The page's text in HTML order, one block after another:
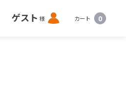
ゲスト 様 ロ
グ
カート 0